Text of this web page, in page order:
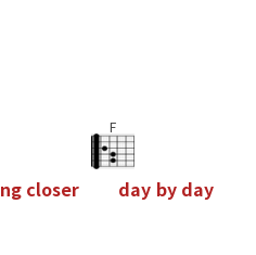
ng closer
F
day by day